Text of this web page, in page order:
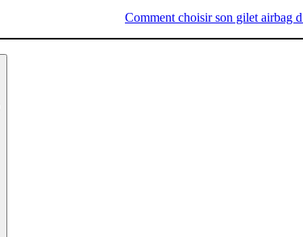
Comment choisir son gilet airbag